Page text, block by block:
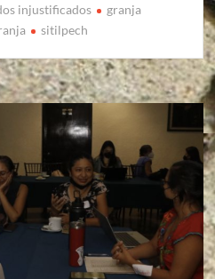
injustificados
granja
sitilpech